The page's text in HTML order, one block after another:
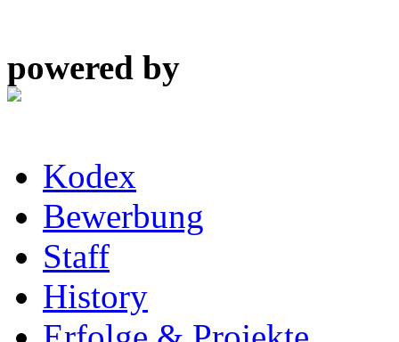
powered by
Kodex
Bewerbung
Staff
History